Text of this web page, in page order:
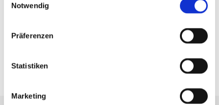
Notwendig
Präferenzen
Statistiken
Marketing